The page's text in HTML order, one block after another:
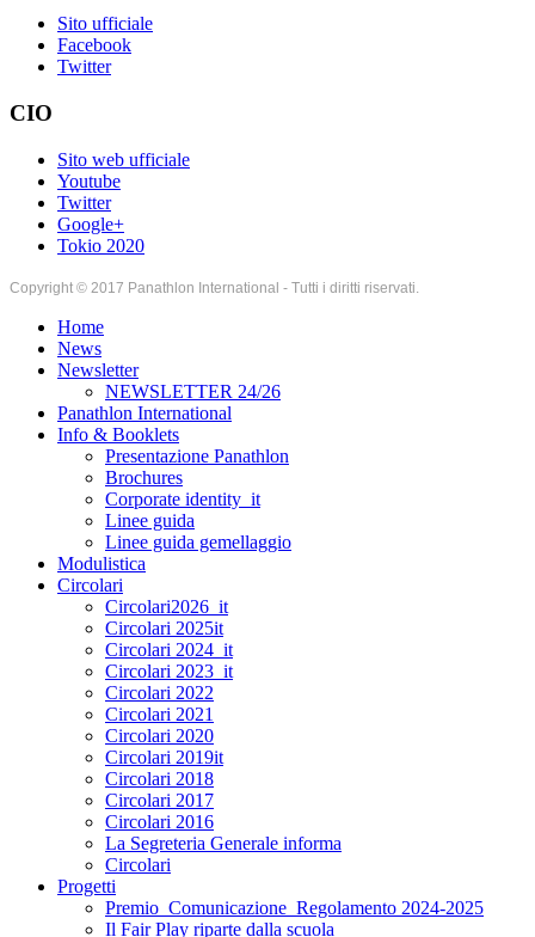
Sito ufficiale
Facebook
Twitter
CIO
Sito web ufficiale
Youtube
Twitter
Google+
Tokio 2020
Copyright © 2017 Panathlon International - Tutti i diritti riservati.
Home
News
Newsletter
NEWSLETTER 24/26
Panathlon International
Info & Booklets
Presentazione Panathlon
Brochures
Corporate identity_it
Linee guida
Linee guida gemellaggio
Modulistica
Circolari
Circolari2026_it
Circolari 2025it
Circolari 2024_it
Circolari 2023_it
Circolari 2022
Circolari 2021
Circolari 2020
Circolari 2019it
Circolari 2018
Circolari 2017
Circolari 2016
La Segreteria Generale informa
Circolari
Progetti
Premio_Comunicazione_Regolamento 2024-2025
Il Fair Play riparte dalla scuola